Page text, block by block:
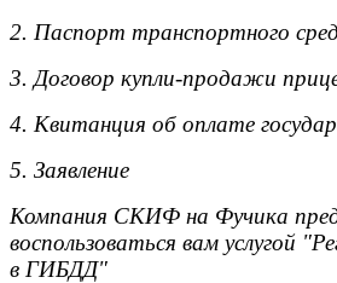
2. Паспорт транспортного
3. Договор купли-продажи
4. Квитанция об оплате
5. Заявление
Компания СКИФ на Фучика
воспользоваться вам услугой
в ГИБДД"